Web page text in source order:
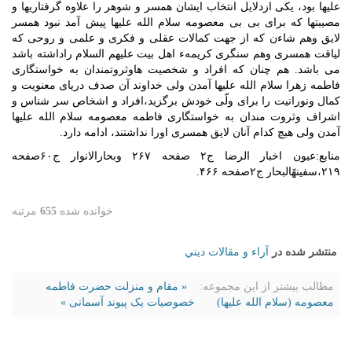
علیها بود، یکی ازدلایل انتخاب ایشان همسر و شوهر را علاوه گرفتاریها و
مصیبتها که برای بی بی معصومه سلام الله علیها پیش آمد نبود همسر
لایق وهم شاءن که از جهت کمالات عقلی و فکری و علمی و روحی که
لیاقت همسری وهم سنگری کریمهء اهل بیت علیهم السلام راداشته باشد
می باشد. هم چنان که افراد و شخصیت هاوثروتمندان به خواستگاری
فاطمه زهرا سلام الله علیها آمدن ولی خداوند آن صدف دریای معنویت و
کمال ونورانیت را برای ولّی خودش برگزید،افراد و اشخاص سر شناس و
اشراف وثروت مندان به خواستگاری فاطمه معصومه سلام الله علیها
آمدن ولی هیچ کدام آنان لایق همسری اورا نداشتند، ادامه دارد.
منابع:عیون اخبار الرضا ج۲ صفحه ۲۶۷ وبحارالانوار ج۶۰صفحه
۲۱۹،سفینهًالبحار ج۲صفحه ۴۶۶.
خوانده شده 655 مرتبه
منتشر شده در آراء و مقالات ديني
مطالب بیشتر از این مجموعه:
« مقام و منزلت حضرت فاطمه
معصومه (سلام الله علیها)
خصوصیات یک پیوند آسمانی »